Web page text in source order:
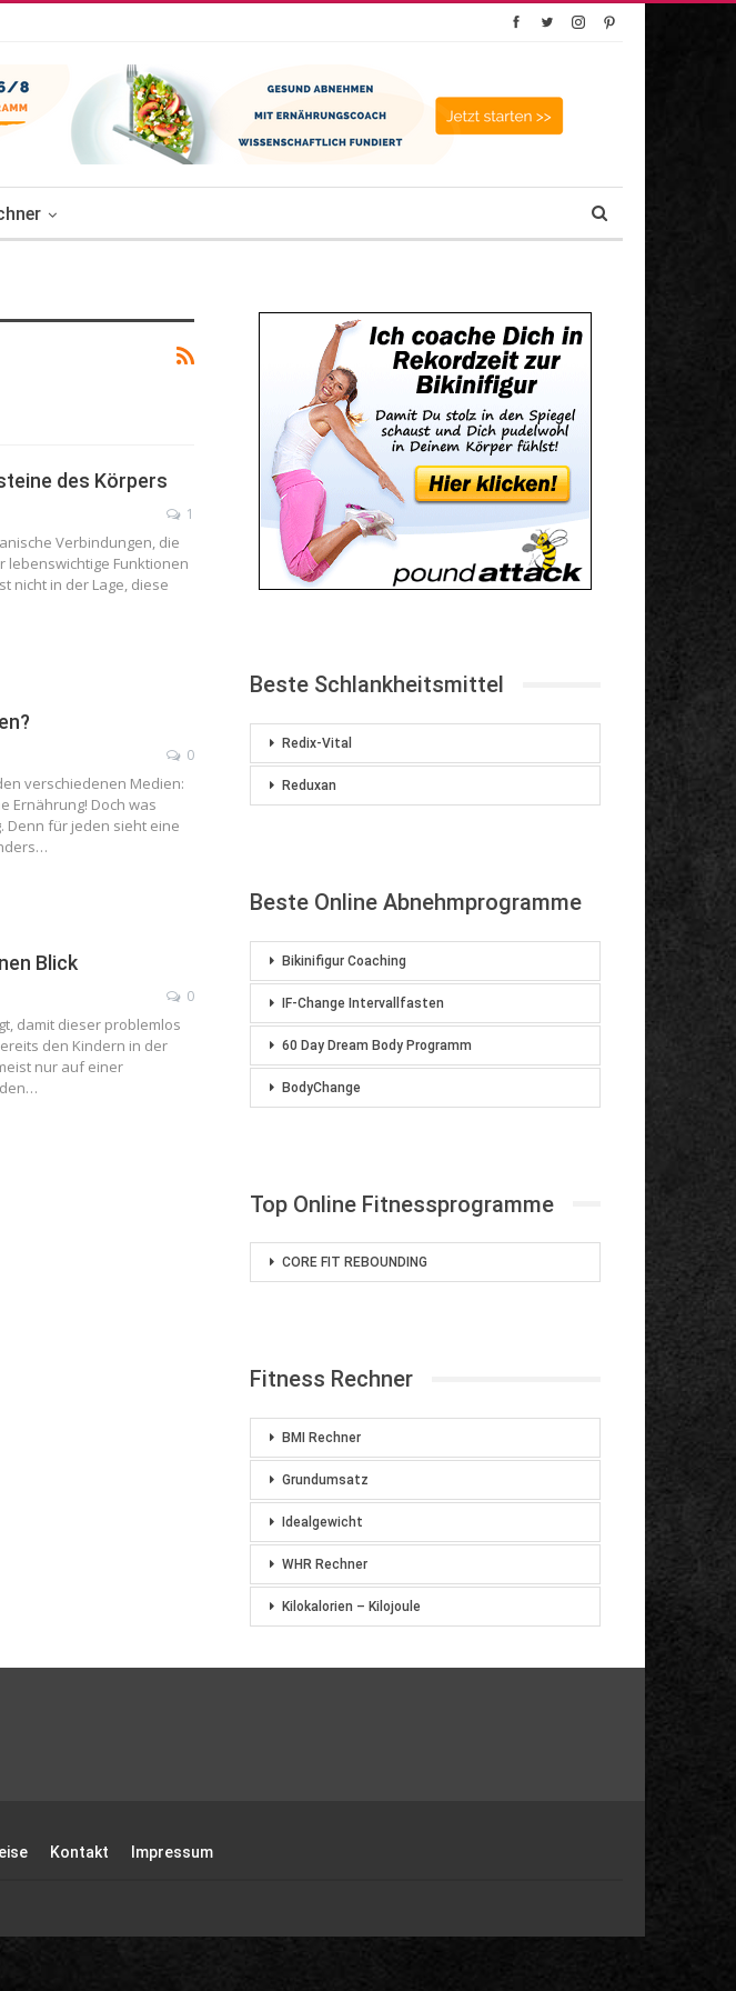
des Körpers
1
Verbindungen, die
lebenswichtige Funktionen
nicht in der Lage, diese
0
verschiedenen Medien:
Ernährung! Doch was
Denn für jeden sieht eine
Blick
0
damit dieser problemlos
den Kindern in der
nur auf einer
Beste Schlankheitsmittel
Redix-Vital
Reduxan
Beste Online Abnehmprogramme
Bikinifigur Coaching
IF-Change Intervallfasten
60 Day Dream Body Programm
BodyChange
Top Online Fitnessprogramme
CORE FIT REBOUNDING
Fitness Rechner
BMI Rechner
Grundumsatz
Idealgewicht
WHR Rechner
Kilokalorien – Kilojoule
Kontakt Impressum